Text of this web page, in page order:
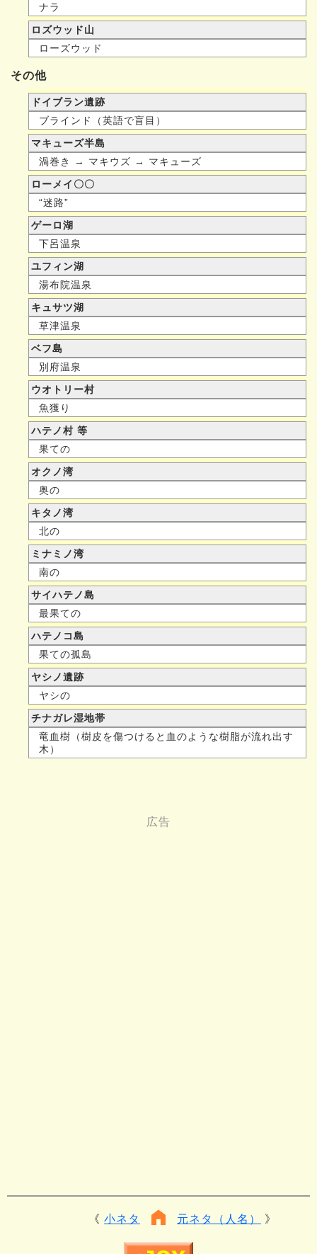
ナラ
ロズウッド山
ローズウッド
その他
ドイブラン遺跡
ブラインド（英語で盲目）
マキューズ半島
渦巻き → マキウズ → マキューズ
ローメイ〇〇
“迷路”
ゲーロ湖
下呂温泉
ユフィン湖
湯布院温泉
キュサツ湖
草津温泉
ベフ島
別府温泉
ウオトリー村
魚獲り
ハテノ村 等
果ての
オクノ湾
奥の
キタノ湾
北の
ミナミノ湾
南の
サイハテノ島
最果ての
ハテノコ島
果ての孤島
ヤシノ遺跡
ヤシの
チナガレ湿地帯
竜血樹（樹皮を傷つけると血のような樹脂が流れ出す
木）
小ネタ 元ネタ（人名）